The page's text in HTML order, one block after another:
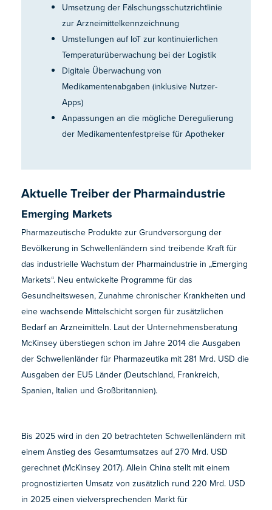
Umsetzung der Fälschungsschutzrichtlinie
zur Arzneimittelkennzeichnung
Umstellungen auf IoT zur kontinuierlichen
Temperaturüberwachung bei der Logistik
Digitale Überwachung von
Medikamentenabgaben (inklusive Nutzer-
Apps)
Anpassungen an die mögliche Deregulierung
der Medikamentenfestpreise für Apotheker
Aktuelle Treiber der Pharmaindustrie
Emerging Markets
Pharmazeutische Produkte zur Grundversorgung der
Bevölkerung in Schwellenländern sind treibende Kraft für
das industrielle Wachstum der Pharmaindustrie in „Emerging
Markets“. Neu entwickelte Programme für das
Gesundheitswesen, Zunahme chronischer Krankheiten und
eine wachsende Mittelschicht sorgen für zusätzlichen
Bedarf an Arzneimitteln. Laut der Unternehmensberatung
McKinsey überstiegen schon im Jahre 2014 die Ausgaben
der Schwellenländer für Pharmazeutika mit 281 Mrd. USD die
Ausgaben der EU5 Länder (Deutschland, Frankreich,
Spanien, Italien und Großbritannien).
Bis 2025 wird in den 20 betrachteten Schwellenländern mit
einem Anstieg des Gesamtumsatzes auf 270 Mrd. USD
gerechnet (McKinsey 2017). Allein China stellt mit einem
prognostizierten Umsatz von zusätzlich rund 220 Mrd. USD
in 2025 einen vielversprechenden Markt für